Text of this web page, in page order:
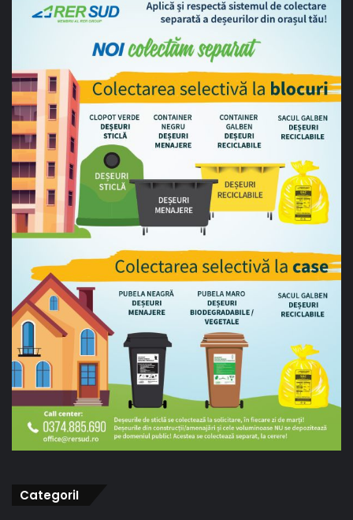
CategoriI